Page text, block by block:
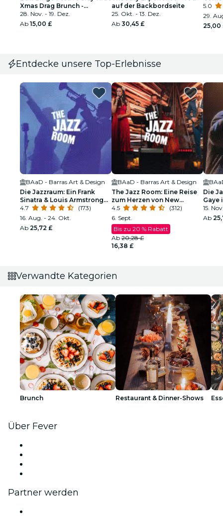
Xmas Drag Brunch -
Glasgow
28. Nov. - 19. Dez.
Ab 15,00 £
auf der Backbordseite
25. Okt. - 13. Dez.
Ab 30,45 £
5.0
29.
25,00
Entdecke unsere Top-Erlebnisse
BAaD - Barras Art & Design
Die Jazzraum: Ein Frank
Sinatra & Louis Armstrong
Tribut
4.7
(173)
16. Aug. - 24. Okt.
Ab 25,72 £
BAaD - Barras Art & Design
The Jazz Room: Eine Reise
zum Herzen von New
Orleans
4.5
(312)
6. Sept.
Bis zu 20 % Rabatt
Ab 20,28 £
16,38 £
Die
Gaye
Soul
15.
Ab
Verwandte Kategorien
Brunch Restaurant & Dinner-Shows
Über Fever
Partner werden